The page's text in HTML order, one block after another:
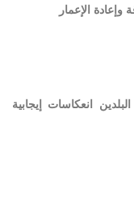
الإعمار
انعكاسات إيجابية